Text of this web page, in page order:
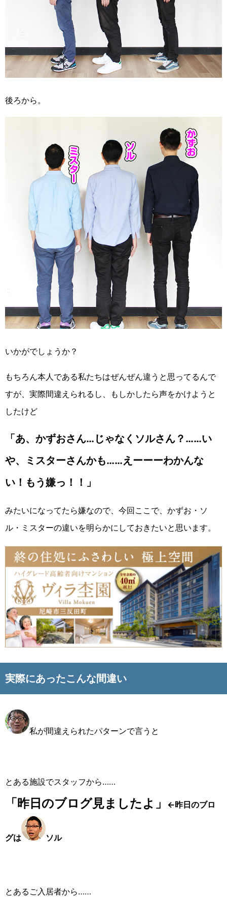
後ろから。
いかがでしょうか？
もちろん本人である私たちはぜんぜん違うと思ってるんで
すが、実際間違えられるし、もしかしたら声をかけようと
したけど
「あ、かずおさん…じゃなくソルさん？……い
や、ミスターさんかも……えーーーわかんな
い！もう嫌っ！！」
みたいになってたら嫌なので、今回ここで、かずお・ソ
ル・ミスターの違いを明らかにしておきたいと思います。
実際にあったこんな間違い
私が間違えられたパターンで言うと
とある施設でスタッフから……
「昨日のブログ見ましたよ」 ←昨日のブロ
グは ソル
とあるご入居者から……